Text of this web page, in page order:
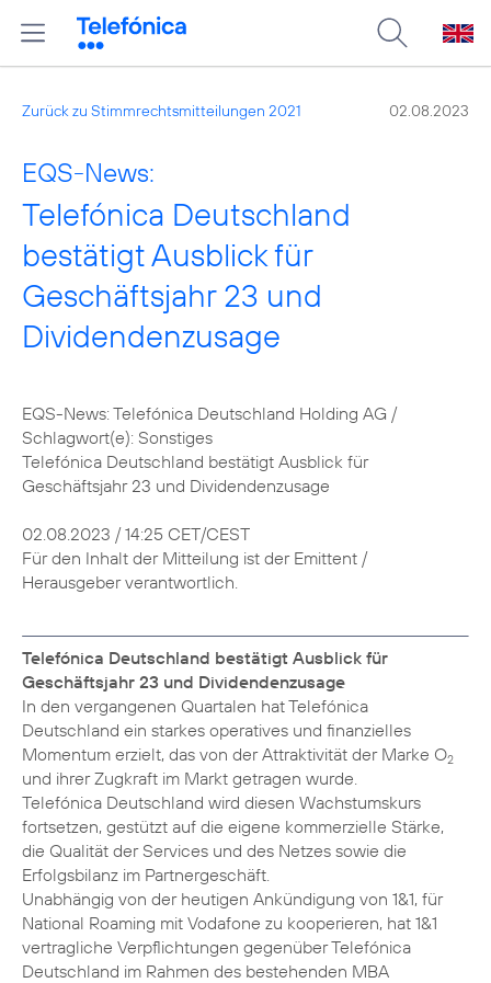
Zurück zu Stimmrechtsmitteilungen 2021 02.08.2023
EQS-News:
Telefónica Deutschland
bestätigt Ausblick für
Geschäftsjahr 23 und
Dividendenzusage
EQS-News: Telefónica Deutschland Holding AG /
Schlagwort(e): Sonstiges
Telefónica Deutschland bestätigt Ausblick für
Geschäftsjahr 23 und Dividendenzusage
02.08.2023 / 14:25 CET/CEST
Für den Inhalt der Mitteilung ist der Emittent /
Herausgeber verantwortlich.
Telefónica Deutschland bestätigt Ausblick für
Geschäftsjahr 23 und Dividendenzusage
In den vergangenen Quartalen hat Telefónica
Deutschland ein starkes operatives und finanzielles
Momentum erzielt, das von der Attraktivität der Marke O2
und ihrer Zugkraft im Markt getragen wurde.
Telefónica Deutschland wird diesen Wachstumskurs
fortsetzen, gestützt auf die eigene kommerzielle Stärke,
die Qualität der Services und des Netzes sowie die
Erfolgsbilanz im Partnergeschäft.
Unabhängig von der heutigen Ankündigung von 1&1, für
National Roaming mit Vodafone zu kooperieren, hat 1&1
vertragliche Verpflichtungen gegenüber Telefónica
Deutschland im Rahmen des bestehenden MBA